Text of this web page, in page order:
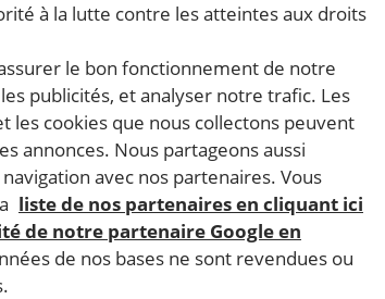
à la lutte contre les atteintes aux droits
le bon fonctionnement de notre
publicités, et analyser notre trafic. Les
les cookies que nous collectons peuvent
annonces. Nous partageons aussi
avec nos partenaires. Vous
liste de nos partenaires en cliquant ici
de notre partenaire Google en
de nos bases ne sont revendues ou